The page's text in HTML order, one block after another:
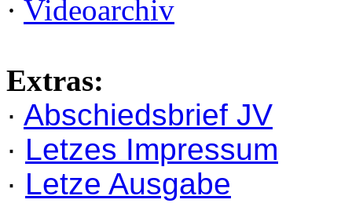
· Videoarchiv
Extras:
· Abschiedsbrief JV
· Letzes Impressum
· Letze Ausgabe